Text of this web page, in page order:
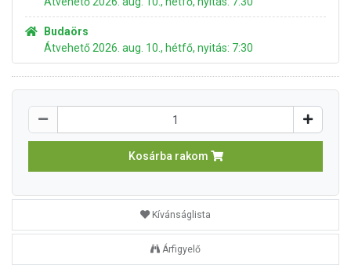
Budaörs
Átvehető 2026. aug. 10., hétfő, nyitás: 7:30
Kosárba rakom
Kívánságlista
Árfigyelő